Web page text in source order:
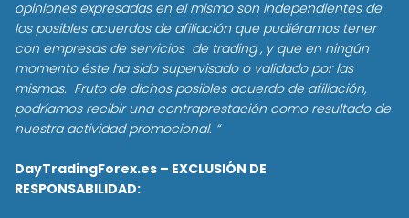
opiniones expresadas en el mismo son independientes de
los posibles acuerdos de afiliación que pudiéramos tener
con empresas de servicios de trading , y que en ningún
momento éste ha sido supervisado o validado por las
mismas. Fruto de dichos posibles acuerdo de afiliación,
podríamos recibir una contraprestación como resultado de
nuestra actividad promocional. “
DayTradingForex.es – EXCLUSIÓN DE
RESPONSABILIDAD: